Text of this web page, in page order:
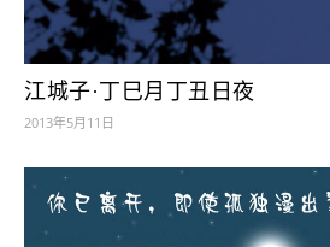
江城子·丁巳月丁丑日夜
2013年5月11日